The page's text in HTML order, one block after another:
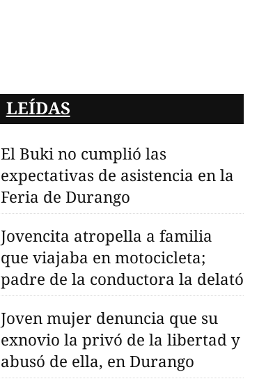
LEÍDAS
El Buki no cumplió las
expectativas de asistencia en la
Feria de Durango
Jovencita atropella a familia
que viajaba en motocicleta;
padre de la conductora la delató
Joven mujer denuncia que su
exnovio la privó de la libertad y
abusó de ella, en Durango